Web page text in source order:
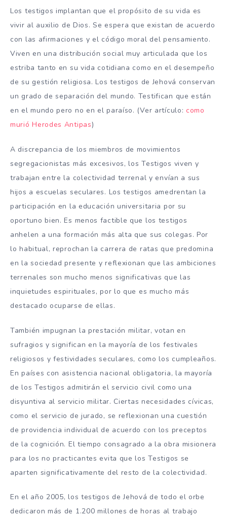
Los testigos implantan que el propósito de su vida es
vivir al auxilio de Dios. Se espera que existan de acuerdo
con las afirmaciones y el código moral del pensamiento.
Viven en una distribución social muy articulada que los
estriba tanto en su vida cotidiana como en el desempeño
de su gestión religiosa. Los testigos de Jehová conservan
un grado de separación del mundo. Testifican que están
en el mundo pero no en el paraíso. (Ver artículo: como
murió Herodes Antipas)
A discrepancia de los miembros de movimientos
segregacionistas más excesivos, los Testigos viven y
trabajan entre la colectividad terrenal y envían a sus
hijos a escuelas seculares. Los testigos amedrentan la
participación en la educación universitaria por su
oportuno bien. Es menos factible que los testigos
anhelen a una formación más alta que sus colegas. Por
lo habitual, reprochan la carrera de ratas que predomina
en la sociedad presente y reflexionan que las ambiciones
terrenales son mucho menos significativas que las
inquietudes espirituales, por lo que es mucho más
destacado ocuparse de ellas.
También impugnan la prestación militar, votan en
sufragios y significan en la mayoría de los festivales
religiosos y festividades seculares, como los cumpleaños.
En países con asistencia nacional obligatoria, la mayoría
de los Testigos admitirán el servicio civil como una
disyuntiva al servicio militar. Ciertas necesidades cívicas,
como el servicio de jurado, se reflexionan una cuestión
de providencia individual de acuerdo con los preceptos
de la cognición. El tiempo consagrado a la obra misionera
para los no practicantes evita que los Testigos se
aparten significativamente del resto de la colectividad.
En el año 2005, los testigos de Jehová de todo el orbe
dedicaron más de 1.200 millones de horas al trabajo